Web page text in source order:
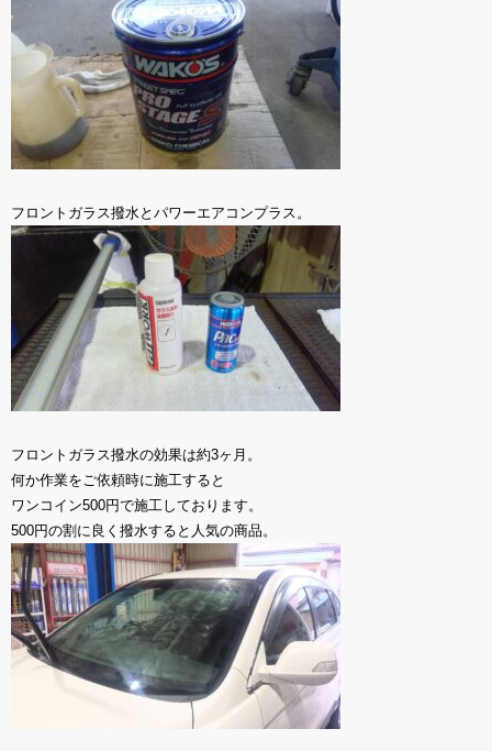
フロントガラス撥水とパワーエアコンプラス。
フロントガラス撥水の効果は約3ヶ月。
何か作業をご依頼時に施工すると
ワンコイン500円で施工しております。
500円の割に良く撥水すると人気の商品。